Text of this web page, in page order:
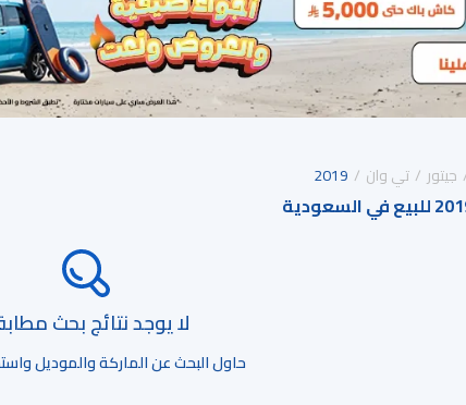
جيتور تي وان 2019
لا يوجد نتائج بحث
حاول البحث عن الماركة والموديل